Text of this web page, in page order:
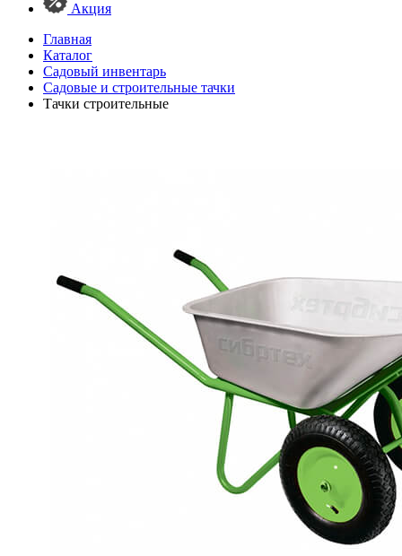
Акция
Главная
Каталог
Садовый инвентарь
Садовые и строительные тачки
Тачки строительные